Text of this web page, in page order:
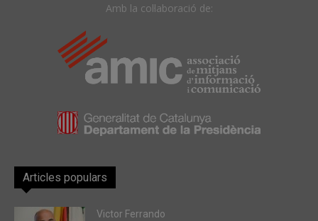
Amb la col·laboració de:
Articles populars
Victor Ferrando